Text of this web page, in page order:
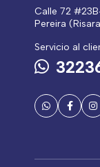
Calle 72
Pereira
Servicio al